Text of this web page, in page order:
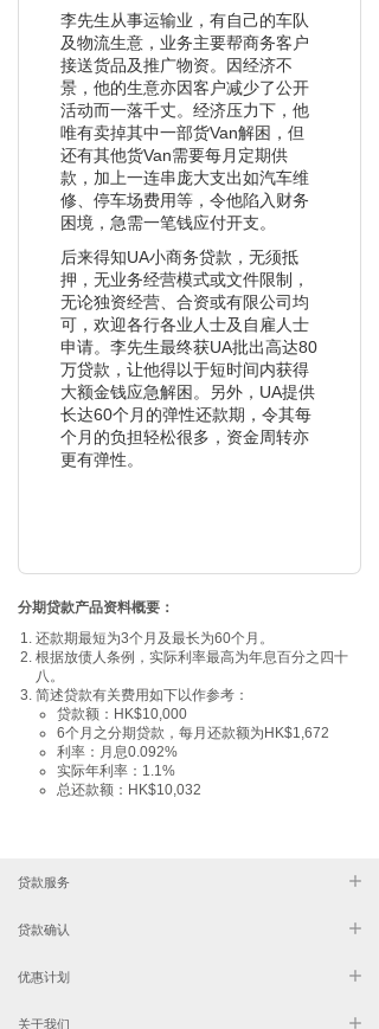
李先生从事运输业，有自己的车队
及物流生意，业务主要帮商务客户
接送货品及推广物资。因经济不
景，他的生意亦因客户减少了公开
活动而一落千丈。经济压力下，他
唯有卖掉其中一部货Van解困，但
还有其他货Van需要每月定期供
款，加上一连串庞大支出如汽车维
修、停车场费用等，令他陷入财务
困境，急需一笔钱应付开支。
后来得知UA小商务贷款，无须抵
押，无业务经营模式或文件限制，
无论独资经营、合资或有限公司均
可，欢迎各行各业人士及自雇人士
申请。李先生最终获UA批出高达80
万贷款，让他得以于短时间内获得
大额金钱应急解困。另外，UA提供
长达60个月的弹性还款期，令其每
个月的负担轻松很多，资金周转亦
更有弹性。
分期贷款产品资料概要：
还款期最短为3个月及最长为60个月。
根据放债人条例，实际利率最高为年息百分之四十
八。
简述贷款有关费用如下以作参考：
贷款额：HK$10,000
6个月之分期贷款，每月还款额为HK$1,672
利率：月息0.092%
实际年利率：1.1%
总还款额：HK$10,032
贷款服务
贷款确认
优惠计划
关于我们